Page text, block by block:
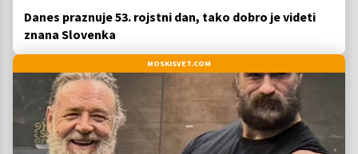
Danes praznuje 53. rojstni dan, tako dobro je videti
znana Slovenka
MOSKISVET.COM